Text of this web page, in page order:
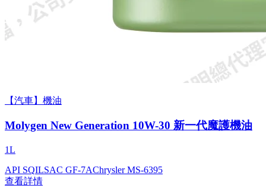
【汽車】機油
Molygen New Gener­a­tion 10W-30 新一代魔護機油
1L
API SQILSAC GF-7AChrysler MS-6395
查看詳情